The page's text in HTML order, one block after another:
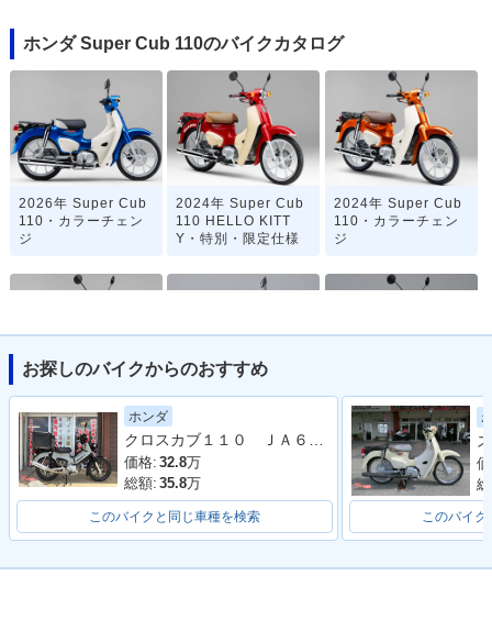
ホンダ Super Cub 110のバイクカタログ
2026年 Super Cub
110・カラーチェン
ジ
2024年 Super Cub
110 HELLO KITT
Y・特別・限定仕様
2024年 Super Cub
110・カラーチェン
ジ
2022年 Super Cub
110・マイナーチェ
ンジ
r.・特別・限定仕様
2020年 Super Cub
110・マイナーチェ
ンジ
お探しのバイクからのおすすめ
ホンダ
クロスカブ１１０ ＪＡ６０型 ２０２２年モデル ＡＢＳ ＳＰ忠男マフラー センターキャリア リアボックス その他カスタム多数車両
価格: 32.8万
総額: 35.8万
このバイクと同じ車種を検索 このバイク